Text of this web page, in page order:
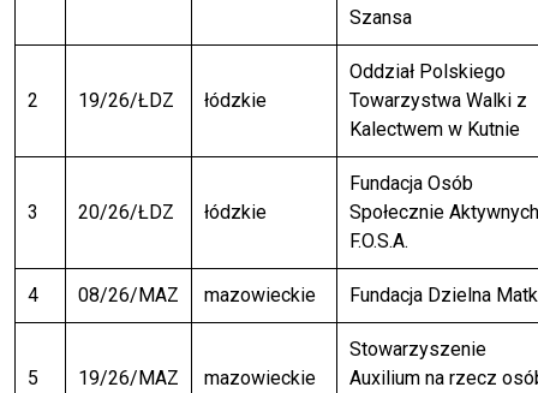
Szansa
2 19/26/ŁDZ łódzkie
Oddział Polskiego
Towarzystwa Walki z
Kalectwem w Kutnie
3 20/26/ŁDZ łódzkie
Fundacja Osób
Społecznie Aktywnych
F.O.S.A.
4 08/26/MAZ mazowieckie Fundacja Dzielna
5 19/26/MAZ mazowieckie
Stowarzyszenie
Auxilium na rzecz